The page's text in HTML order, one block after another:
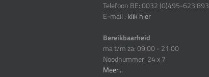
Telefoon BE: 0032 (0)495-623 893
E-mail : klik hier
Bereikbaarheid
ma t/m za: 09:00 - 21:00
Noodnummer: 24 x 7
Meer...